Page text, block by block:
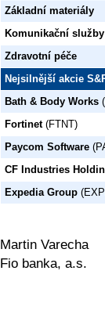
Základní materiály
Komunikační služby
Zdravotní péče
Nejsilnější akcie
Bath & Body Works
Fortinet(FTNT)
Paycom Software
CF Industries
Expedia Group
Martin Varecha
Fio banka, a.s.